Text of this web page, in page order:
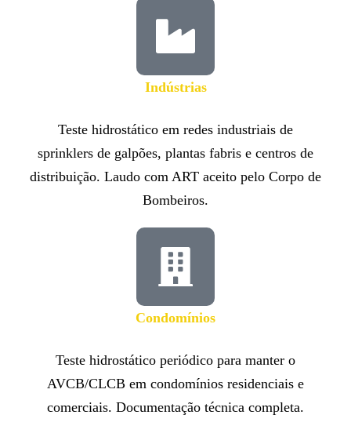
Indústrias
Teste hidrostático em redes industriais de
sprinklers de galpões, plantas fabris e centros de
distribuição. Laudo com ART aceito pelo Corpo de
Bombeiros.
Condomínios
Teste hidrostático periódico para manter o
AVCB/CLCB em condomínios residenciais e
comerciais. Documentação técnica completa.